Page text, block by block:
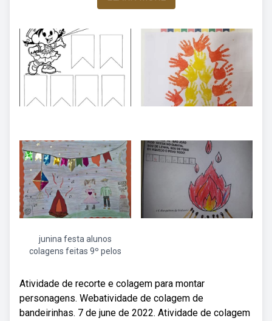
junina festa alunos
colagens feitas 9º pelos
Atividade de recorte e colagem para montar
personagens. Webatividade de colagem de
bandeirinhas. 7 de june de 2022. Atividade de colagem